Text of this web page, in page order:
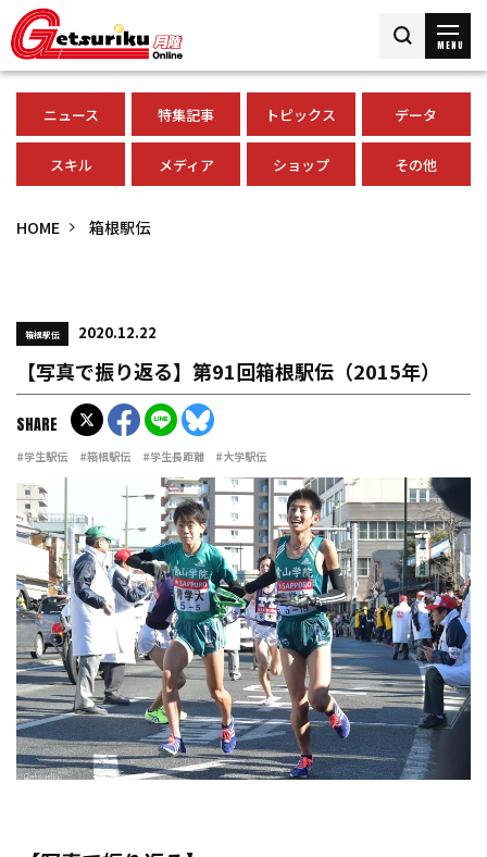
MENU
ニュース 特集記事 トピックス データ
スキル メディア ショップ その他
HOME 箱根駅伝
箱根駅伝 2020.12.22
【写真で振り返る】第91回箱根駅伝（2015年）
#学生駅伝 #箱根駅伝 #学生長距離 #大学駅伝
SHARE